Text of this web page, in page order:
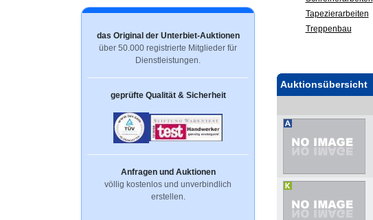
das Original der Unterbiet-Auktionen
über 50.000 registrierte Mitglieder für
Dienstleistungen.
geprüfte Qualität & Sicherheit
Anfragen und Auktionen
völlig kostenlos und unverbindlich
erstellen.
Tapezierarbeiten
Treppenbau
Auktionsübersicht